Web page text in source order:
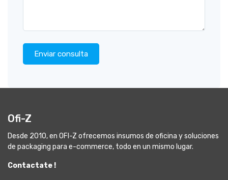
Enviar consulta
Ofi-Z
Desde 2010, en OFI-Z ofrecemos insumos de oficina y soluciones
de packaging para e-commerce, todo en un mismo lugar.
Contactate !